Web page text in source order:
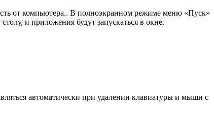
от компьютера.. В полноэкранном режиме меню «Пуск»
и приложения будут запускаться в окне.
автоматически при удалении клавиатуры и мыши с